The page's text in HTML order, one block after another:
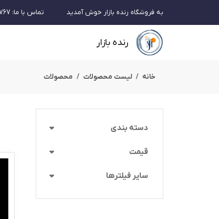
به فروشگاه رنده بازار خوش آمدید تماس با ما:
رنده بازار
خانه لیست محصولات محصولات
دسته بندی
قیمت
سایر فیلترها